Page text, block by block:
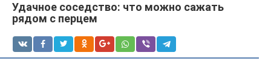
Удачное соседство: что можно сажать
рядом с перцем